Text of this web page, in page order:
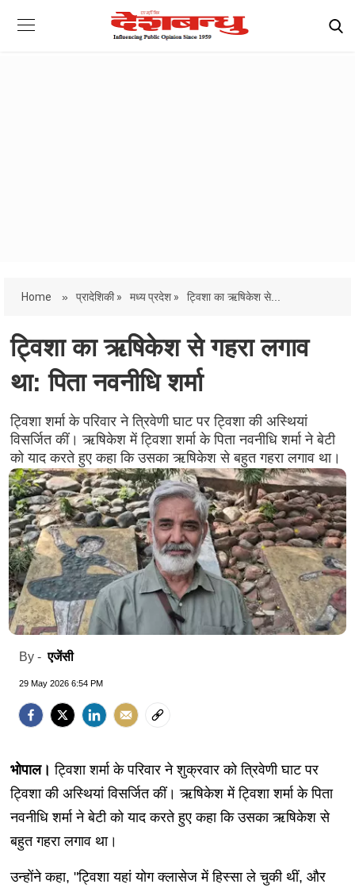
Home » प्रादेशिकी » मध्य प्रदेश » ट्विशा का ऋषिकेश से...
ट्विशा का ऋषिकेश से गहरा लगाव
था: पिता नवनीधि शर्मा
ट्विशा शर्मा के परिवार ने त्रिवेणी घाट पर ट्विशा की अस्थियां
विसर्जित कीं। ऋषिकेश में ट्विशा शर्मा के पिता नवनीधि शर्मा ने बेटी
को याद करते हुए कहा कि उसका ऋषिकेश से बहुत गहरा लगाव था।
By -एजेंसी
29 May 2026 6:54 PM
भोपाल।ट्विशा शर्मा के परिवार ने शुक्रवार को त्रिवेणी घाट पर
ट्विशा की अस्थियां विसर्जित कीं। ऋषिकेश में ट्विशा शर्मा के पिता
नवनीधि शर्मा ने बेटी को याद करते हुए कहा कि उसका ऋषिकेश से
बहुत गहरा लगाव था।
उन्होंने कहा, "ट्विशा यहां योग क्लासेज में हिस्सा ले चुकी थीं, और